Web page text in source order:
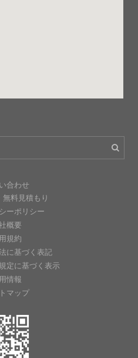
合わせ
無料見積もり
ーポリシー
概要
規約
に基づく表記
定に基づく表示
情報
マップ